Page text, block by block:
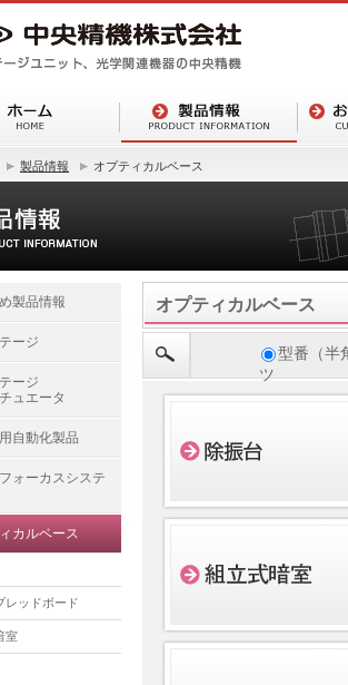
製品情報 オプティカルベース
オプティカルベース
型番（半
ツ
製品情報
ージ
ージ
ュエータ
自動化製品
ォーカスシステ
カルベース
レッドボード
室